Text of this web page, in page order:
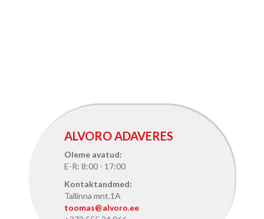
ALVORO ADAVERES
Oleme avatud:
E-R: 8:00 - 17:00
Kontaktandmed:
Tallinna mnt.1A
toomas@alvoro.ee